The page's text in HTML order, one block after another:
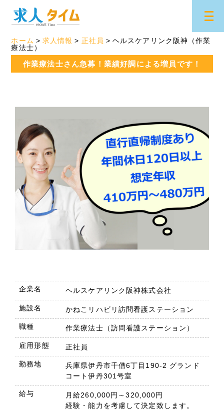
ホーム 求人情報 正社員
ヘルスケアリンク阪神（作業
療法士）
作業療法士さん急募！業績好調による増員です！
企業名 ヘルスケアリンク阪神株式会社
施設名 かねこリハビリ訪問看護ステーション
職種 作業療法士（訪問看護ステーション）
雇用形態 正社員
勤務地
兵庫県伊丹市千僧6丁目190-2 グランド
コート伊丹301号室
給与
月給260,000円～320,000円
経験・能力を考慮して決定致します。